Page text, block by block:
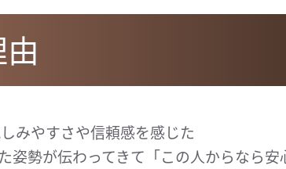
みやすさや信頼感を感じた
姿勢が伝わってきて「この人からなら安